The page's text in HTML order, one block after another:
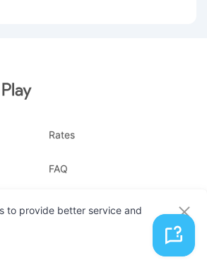
Rates
FAQ
to provide better service and